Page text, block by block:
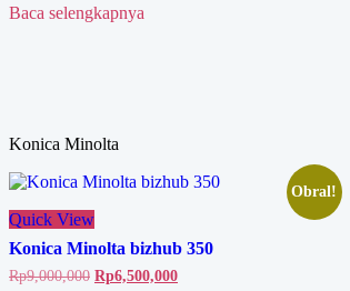
Baca selengkapnya
Konica Minolta
Obral!
Quick View
Konica Minolta bizhub 350
Rp9,000,000 Harga
Rp6,500,000Harga